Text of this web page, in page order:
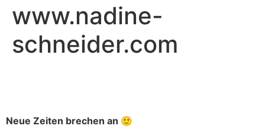
www.nadine-
schneider.com
Neue Zeiten brechen an 🙂